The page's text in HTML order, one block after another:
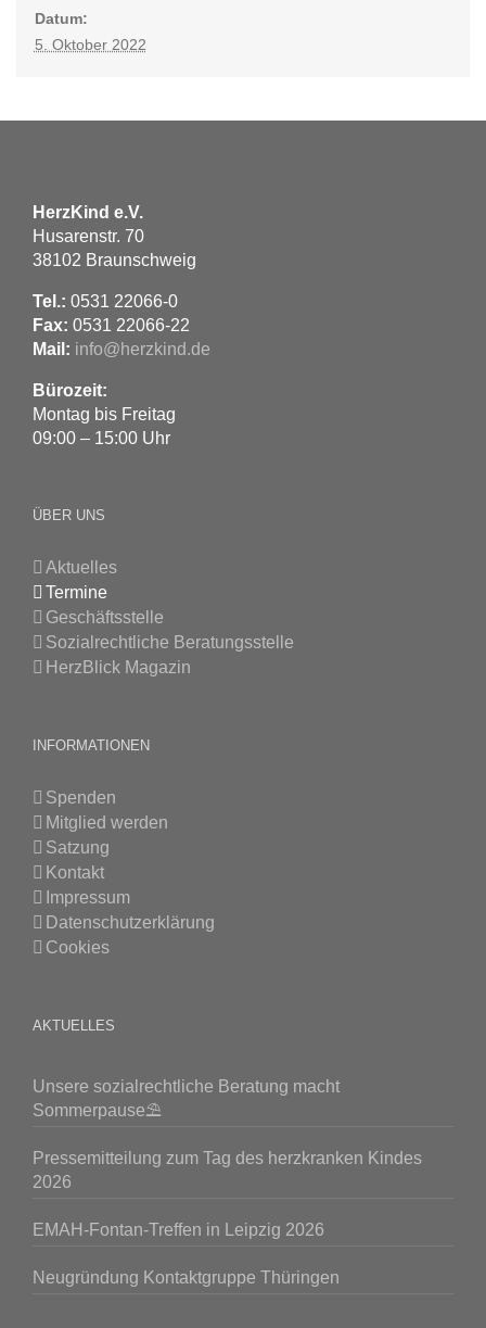
Datum:
5. Oktober 2022
HerzKind e.V.
Husarenstr. 70
38102 Braunschweig
Tel.: 0531 22066-0
Fax: 0531 22066-22
Mail: info@herzkind.de
Bürozeit:
Montag bis Freitag
09:00 – 15:00 Uhr
ÜBER UNS
Aktuelles
Termine
Geschäftsstelle
Sozialrechtliche Beratungsstelle
HerzBlick Magazin
INFORMATIONEN
Spenden
Mitglied werden
Satzung
Kontakt
Impressum
Datenschutzerklärung
Cookies
AKTUELLES
Unsere sozialrechtliche Beratung macht
Sommerpause⛱️
Pressemitteilung zum Tag des herzkranken Kindes
2026
EMAH-Fontan-Treffen in Leipzig 2026
Neugründung Kontaktgruppe Thüringen